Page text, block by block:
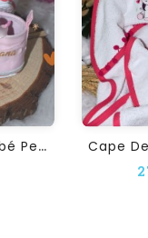
C
Haussons Bébé Personnalisé...